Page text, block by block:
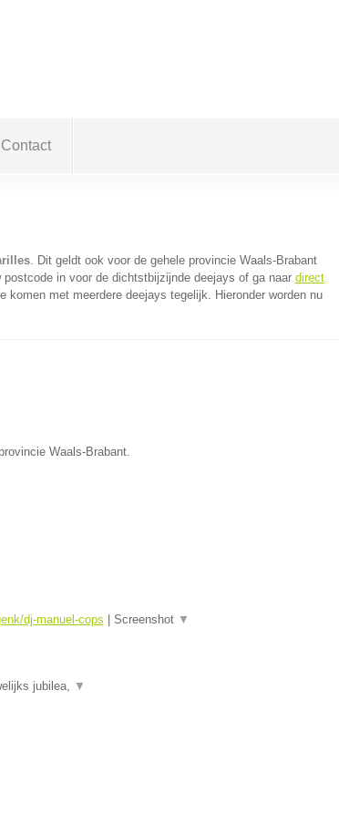
Contact
. Dit geldt ook voor de gehele provincie Waals-Brabant
postcode in voor de dichtstbijzijnde deejays of ga naar direct
komen met meerdere deejays tegelijk. Hieronder worden nu
Waals-Brabant.
dj-manuel-cops Screenshot ▼
jubilea, ▼